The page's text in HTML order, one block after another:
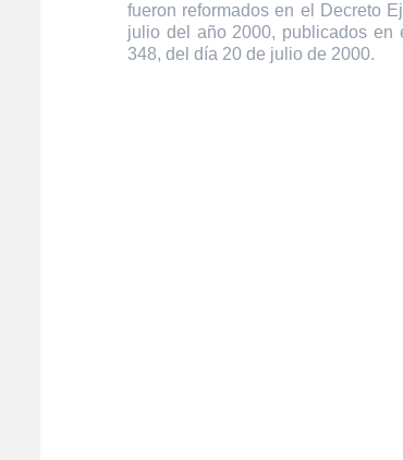
fueron reformados en el Decreto
julio del año 2000, publicados en
348, del día 20 de julio de 2000.